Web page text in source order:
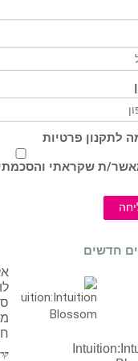
לתקנון פרטיות
ת שקראתי
חדשים